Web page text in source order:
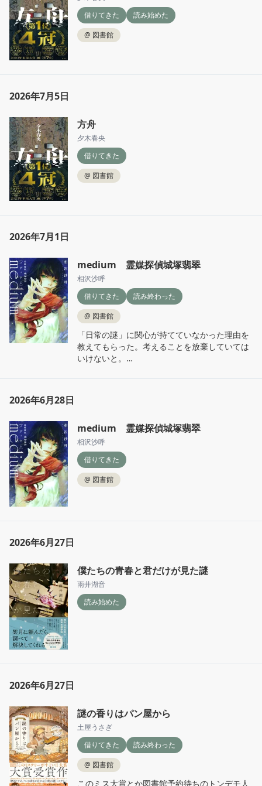
読み切ったところでどうしようもなかったで
す……
借りてきた
読み始めた
@ 図書館
2026年7月5日
方舟
夕木春央
借りてきた
@ 図書館
2026年7月1日
medium 霊媒探偵城塚翡翠
相沢沙呼
借りてきた
読み終わった
@ 図書館
「日常の謎」に関心が持てていなかった理由を
教えてもらった。考えることを放棄していては
いけないと。
割と好きなのかもしれない。🫣
2026年6月28日
medium 霊媒探偵城塚翡翠
相沢沙呼
借りてきた
@ 図書館
2026年6月27日
僕たちの青春と君だけが見た謎
雨井湖音
読み始めた
2026年6月27日
謎の香りはパン屋から
土屋うさぎ
借りてきた
読み終わった
@ 図書館
このミス大賞とか図書館予約待ちのトンデモ人